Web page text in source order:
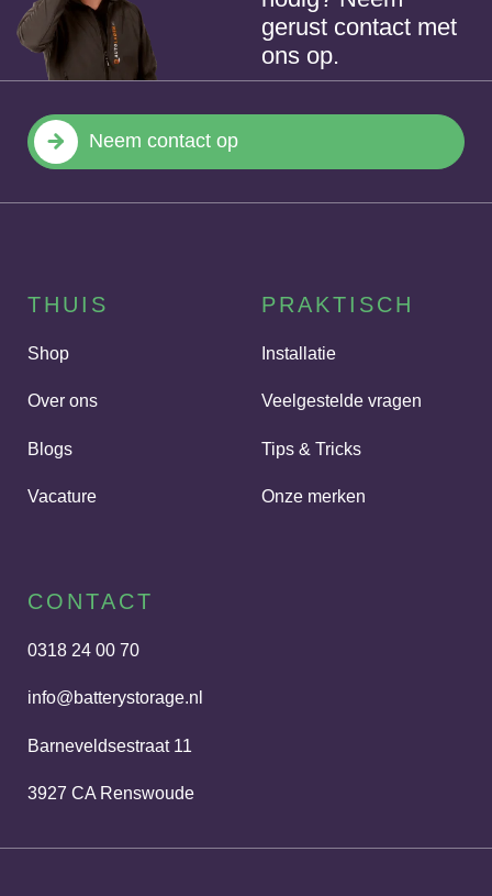
gerust contact met
ons op.
Neem contact op
THUIS
Shop
Over ons
Blogs
Vacature
PRAKTISCH
Installatie
Veelgestelde vragen
Tips & Tricks
Onze merken
CONTACT
0318 24 00 70
info@batterystorage.nl
Barneveldsestraat 11
3927 CA Renswoude